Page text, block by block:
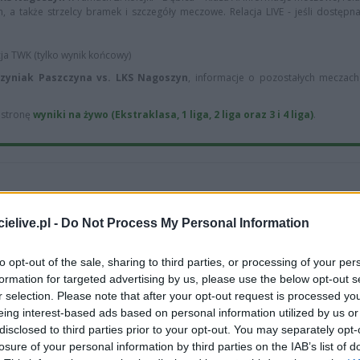
- Do Not Process My Personal Information
opt-out of the sale, sharing to third parties, or processing of your
for targeted advertising by us, please use the below opt-out
selection. Please note that after your opt-out request is processed
interest-based ads based on personal information utilized by us
to third parties prior to your opt-out. You may separately
of your personal information by third parties on the IAB’s list of
a także strzelcy bramek i szczegóły meczowe. Relacja LIVE - jeśli
TWK (tylko wynik końcowy)
Paszczyna vs. LKS Nagoszyn, informacje o pozostałych
wyniki na żywo (Ekstraklasa, 1 liga, 2 liga oraz 3 i 4 liga).
8wygranych
2 remisy (13%)